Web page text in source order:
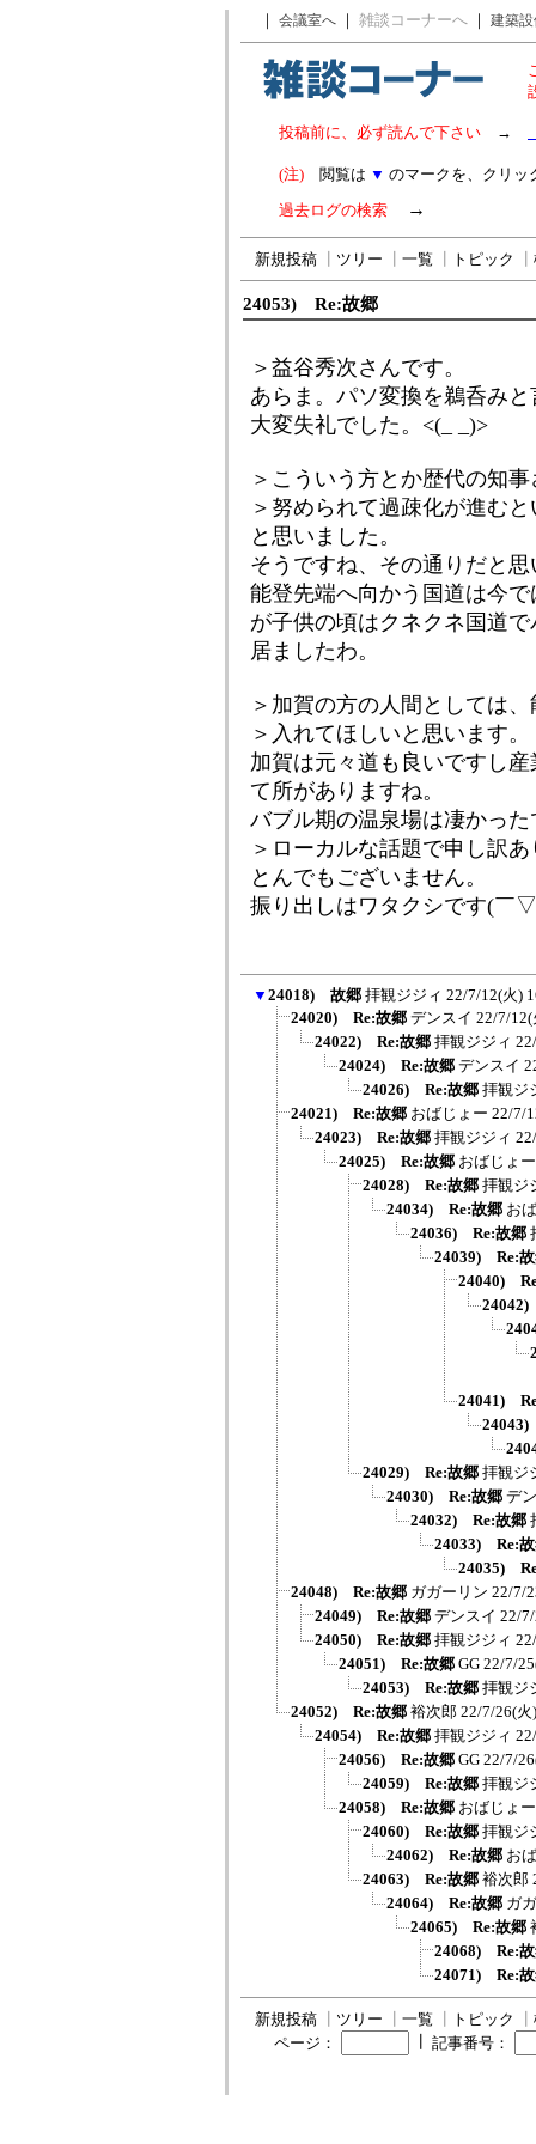
｜ 会議室へ ｜ 雑談コーナーへ ｜ 建築
投稿前に、必ず読んで下さい →
(注) 閲覧は ▼ のマークを、クリッ
過去ログの検索 →
新規投稿 ツリー 一覧 トピック
24053) Re:故郷
＞益谷秀次さんです。
あらま。パソ変換を鵜呑み
大変失礼でした。<(_ _)>
＞こういう方とか歴代の知
＞努められて過疎化が進む
と思いました。
そうですね、その通りだと
能登先端へ向かう国道は今
が子供の頃はクネクネ国道
居ましたわ。
＞加賀の方の人間としては
＞入れてほしいと思います。
加賀は元々道も良いですし
て所がありますね。
バブル期の温泉場は凄かっ
＞ローカルな話題で申し訳
とんでもございません。
振り出しはワタクシです(￣
▼ 24018) 故郷 拝観ジジィ 22/7/12(火)
24020) Re:故郷 デンスイ 22/7/12(
24022) Re:故郷 拝観ジジィ
24024) Re:故郷 デンスイ
24026) Re:故郷 拝観ジ
24021) Re:故郷 おばじょー 22/7/
24023) Re:故郷 拝観ジジィ
24025) Re:故郷 おばじょー
24028) Re:故郷 拝観ジ
24034) Re:故郷 お
24036) Re:故郷
24039) Re:
24040)
24041)
24029) Re:故郷 拝観ジ
24030) Re:故郷 デ
24032) Re:故郷
24033) Re:
24035)
24048) Re:故郷 ガガーリン 22/7/
24049) Re:故郷 デンスイ 22/
24050) Re:故郷 拝観ジジィ
24051) Re:故郷 GG 22/7/
24053) Re:故郷 拝観ジ
24052) Re:故郷 裕次郎 22/7/26(火
24054) Re:故郷 拝観ジジィ
24056) Re:故郷 GG 22/7/
24059) Re:故郷 拝観ジ
24058) Re:故郷 おばじょー
24060) Re:故郷 拝観ジ
24062) Re:故郷 お
24063) Re:故郷 裕次郎
24064) Re:故郷 ガ
24065) Re:故郷
24068) Re:
24071) Re:
新規投稿 ツリー 一覧 トピック
ページ：
記事番号：